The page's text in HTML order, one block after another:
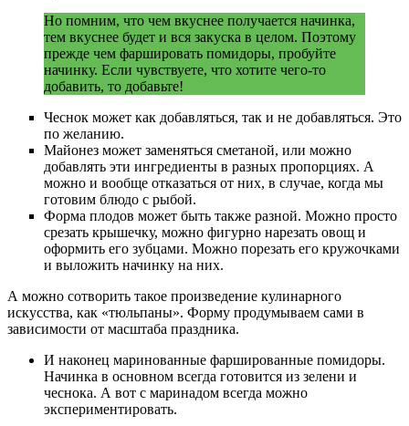
Но помним, что чем вкуснее получается начинка,
тем вкуснее будет и вся закуска в целом. Поэтому
прежде чем фаршировать помидоры, пробуйте
начинку. Если чувствуете, что хотите чего-то
добавить, то добавьте!
Чеснок может как добавляться, так и не добавляться. Это
по желанию.
Майонез может заменяться сметаной, или можно
добавлять эти ингредиенты в разных пропорциях. А
можно и вообще отказаться от них, в случае, когда мы
готовим блюдо с рыбой.
Форма плодов может быть также разной. Можно просто
срезать крышечку, можно фигурно нарезать овощ и
оформить его зубцами. Можно порезать его кружочками
и выложить начинку на них.
А можно сотворить такое произведение кулинарного
искусства, как «тюльпаны». Форму продумываем сами в
зависимости от масштаба праздника.
И наконец маринованные фаршированные помидоры.
Начинка в основном всегда готовится из зелени и
чеснока. А вот с маринадом всегда можно
экспериментировать.